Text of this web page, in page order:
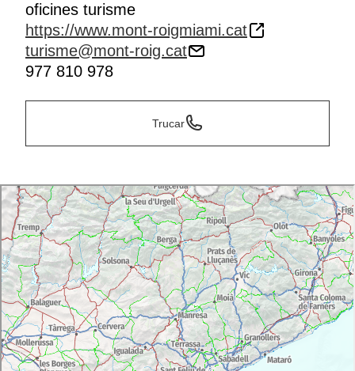
oficines turisme
https://www.mont-roigmiami.cat
turisme@mont-roig.cat
977 810 978
Trucar